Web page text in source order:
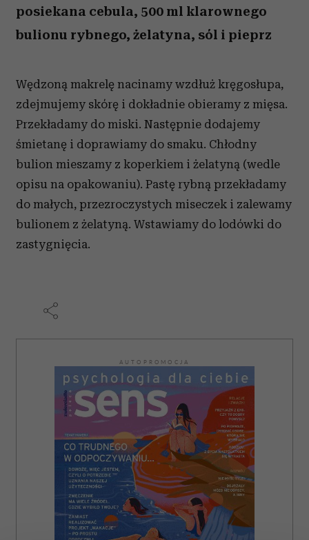
posiekana cebula, 500 ml klarownego
bulionu rybnego, żelatyna, sól i pieprz
Wędzoną makrelę nacinamy wzdłuż kręgosłupa,
zdejmujemy skórę i dokładnie obieramy z mięsa.
Przekładamy do miski. Następnie dodajemy
śmietanę i doprawiamy do smaku. Chłodny
bulion mieszamy z koperkiem i żelatyną (wedle
opisu na opakowaniu). Pastę rybną przekładamy
do małych, przezroczystych miseczek i zalewamy
bulionem z żelatyną. Wstawiamy do lodówki do
zastygnięcia.
AUTOPROMOCJA